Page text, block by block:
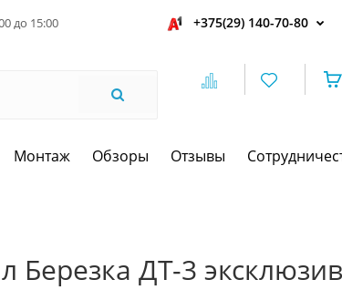
до 15:00 +375(29) 140-70-80
Монтаж Обзоры Отзывы
Березка ДТ-3 эксклюзив